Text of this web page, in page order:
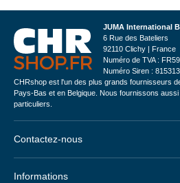
JUMA International
6 Rue des Bateliers
92110 Clichy | France
Numéro de TVA :
Numéro Siren :
CHRshop est l'un des plus grands fournisseurs
Pays-Bas et en Belgique. Nous fournissons
particuliers.
Contactez-nous
Informations